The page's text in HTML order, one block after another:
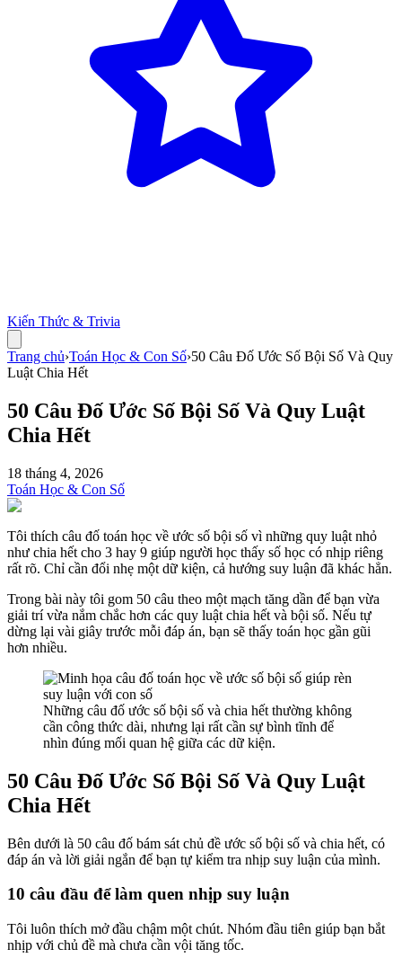
Kiến Thức & Trivia
Trang chủ›Toán Học & Con Số›50 Câu Đố Ước Số Bội Số Và Quy
Luật Chia Hết
50 Câu Đố Ước Số Bội Số Và Quy Luật
Chia Hết
18 tháng 4, 2026
Toán Học & Con Số
Tôi thích câu đố toán học về ước số bội số vì những quy luật nhỏ
như chia hết cho 3 hay 9 giúp người học thấy số học có nhịp riêng
rất rõ. Chỉ cần đổi nhẹ một dữ kiện, cả hướng suy luận đã khác hẳn.
Trong bài này tôi gom 50 câu theo một mạch tăng dần để bạn vừa
giải trí vừa nắm chắc hơn các quy luật chia hết và bội số. Nếu tự
dừng lại vài giây trước mỗi đáp án, bạn sẽ thấy toán học gần gũi
hơn nhiều.
Những câu đố ước số bội số và chia hết thường không
cần công thức dài, nhưng lại rất cần sự bình tĩnh để
nhìn đúng mối quan hệ giữa các dữ kiện.
50 Câu Đố Ước Số Bội Số Và Quy Luật
Chia Hết
Bên dưới là 50 câu đố bám sát chủ đề ước số bội số và chia hết, có
đáp án và lời giải ngắn để bạn tự kiểm tra nhịp suy luận của mình.
10 câu đầu để làm quen nhịp suy luận
Tôi luôn thích mở đầu chậm một chút. Nhóm đầu tiên giúp bạn bắt
nhịp với chủ đề mà chưa cần vội tăng tốc.